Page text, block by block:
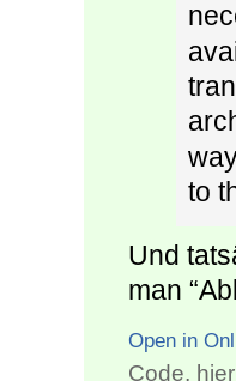
to
Und
man
Open in
Code,